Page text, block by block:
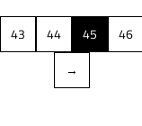
43 44 45 46
→